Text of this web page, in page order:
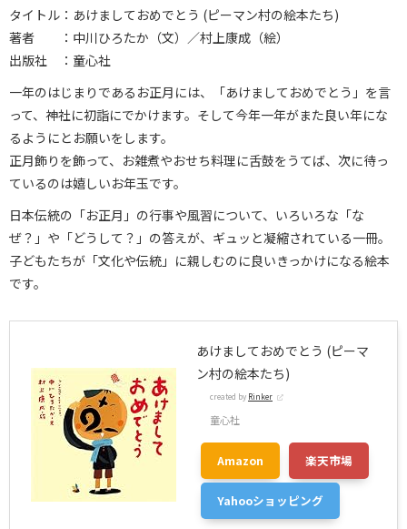
タイトル：あけましておめでとう (ピーマン村の絵本たち)
著者 ：中川ひろたか（文）／村上康成（絵）
出版社 ：童心社
一年のはじまりであるお正月には、「あけましておめでとう」を言
って、神社に初詣にでかけます。そして今年一年がまた良い年にな
るようにとお願いをします。
正月飾りを飾って、お雑煮やおせち料理に舌鼓をうてば、次に待っ
ているのは嬉しいお年玉です。
日本伝統の「お正月」の行事や風習について、いろいろな「な
ぜ？」や「どうして？」の答えが、ギュッと凝縮されている一冊。
子どもたちが「文化や伝統」に親しむのに良いきっかけになる絵本
です。
あけましておめでとう (ピーマ
ン村の絵本たち)
created by Rinker
童心社
Amazon 楽天市場
Yahooショッピング